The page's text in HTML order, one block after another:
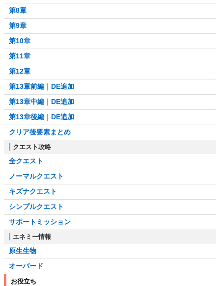
第8章
第9章
第10章
第11章
第12章
第13章前編｜DE追加
第13章中編｜DE追加
第13章後編｜DE追加
クリア後要素まとめ
クエスト攻略
全クエスト
ノーマルクエスト
キズナクエスト
シンプルクエスト
サポートミッション
エネミー情報
原生生物
オーバード
お役立ち